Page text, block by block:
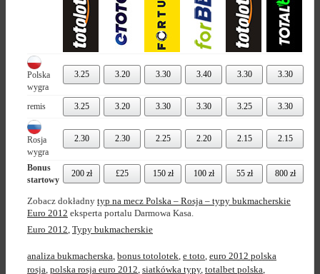
Polska
wygra
3.25 3.20 3.30 3.40 3.30 3.30
remis 3.25 3.20 3.30 3.30 3.25 3.30
Rosja
wygra
2.30 2.30 2.25 2.20 2.15 2.15
Bonus
startowy
200 zł £25 150 zł 100 zł 55 zł 800 zł
Zobacz dokładny typ na mecz Polska – Rosja – typy bukmacherskie
Euro 2012 eksperta portalu Darmowa Kasa.
Euro 2012, Typy bukmacherskie
analiza bukmacherska, bonus totolotek, e toto, euro 2012 polska
rosja, polska rosja euro 2012, siatkówka typy, totalbet polska,